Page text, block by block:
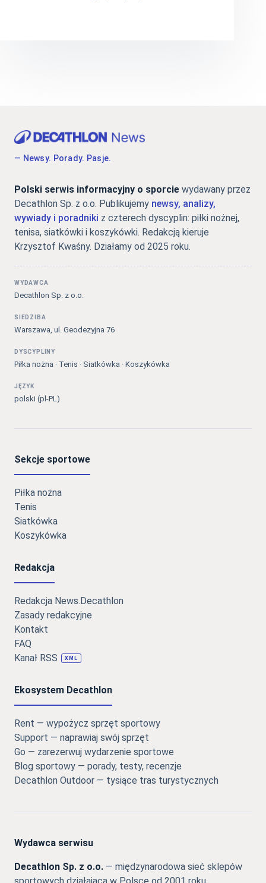
— Newsy. Porady. Pasje.
Polski serwis informacyjny o sporcie wydawany przez
Decathlon Sp. z o.o. Publikujemy newsy, analizy,
wywiady i poradniki z czterech dyscyplin: piłki nożnej,
tenisa, siatkówki i koszykówki. Redakcją kieruje
Krzysztof Kwaśny. Działamy od 2025 roku.
WYDAWCA
Decathlon Sp. z o.o.
SIEDZIBA
Warszawa, ul. Geodezyjna 76
DYSCYPLINY
Piłka nożna · Tenis · Siatkówka · Koszykówka
JĘZYK
polski (pl-PL)
Sekcje sportowe
Piłka nożna
Tenis
Siatkówka
Koszykówka
Redakcja
Redakcja News.Decathlon
Zasady redakcyjne
Kontakt
FAQ
Kanał RSS
XML
Ekosystem Decathlon
Rent — wypożycz sprzęt sportowy
Support — naprawiaj swój sprzęt
Go — zarezerwuj wydarzenie sportowe
Blog sportowy — porady, testy, recenzje
Decathlon Outdoor — tysiące tras turystycznych
Wydawca serwisu
Decathlon Sp. z o.o. — międzynarodowa sieć sklepów